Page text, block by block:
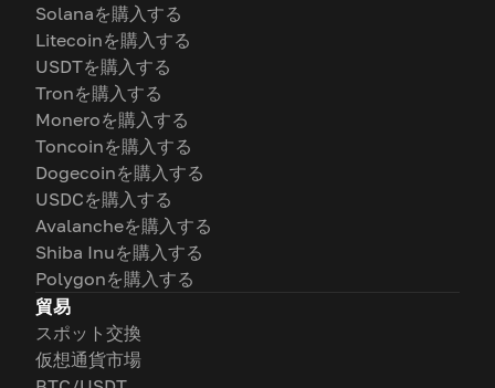
Solanaを購入する
Litecoinを購入する
USDTを購入する
Tronを購入する
Moneroを購入する
Toncoinを購入する
Dogecoinを購入する
USDCを購入する
Avalancheを購入する
Shiba Inuを購入する
Polygonを購入する
貿易
スポット交換
仮想通貨市場